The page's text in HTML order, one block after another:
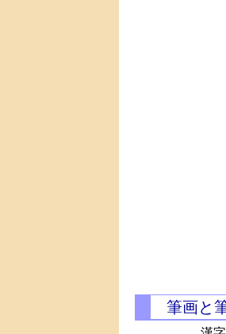
筆画と